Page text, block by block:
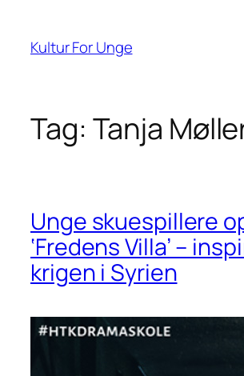
indhold
Kultur For Unge
Tag: Tanja
Unge skuespillere
‘Fredens Villa’ –
krigen i Syrien